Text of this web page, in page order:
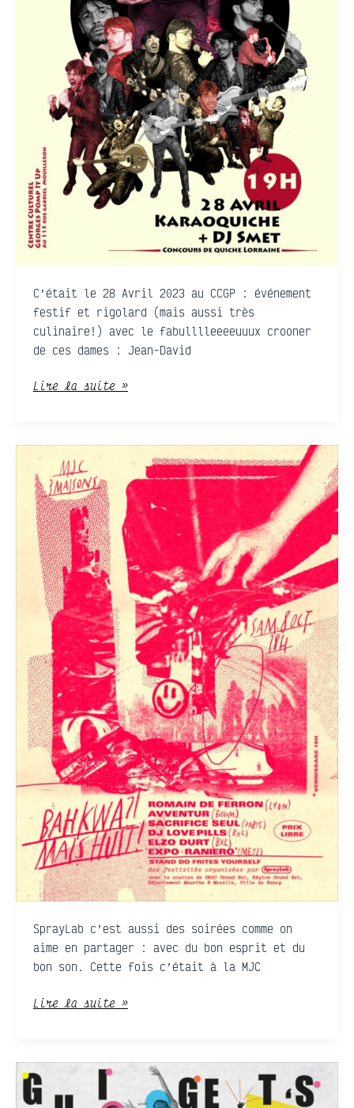
C’était le 28 Avril 2023 au CCGP : événement
festif et rigolard (mais aussi très
culinaire!) avec le fabulllleeeeuuux crooner
de ces dames : Jean-David
Lire la suite »
SprayLab c’est aussi des soirées comme on
aime en partager : avec du bon esprit et du
bon son. Cette fois c’était à la MJC
?!
MAISHUIT!
Lire la suite »
Guinget’s
#2